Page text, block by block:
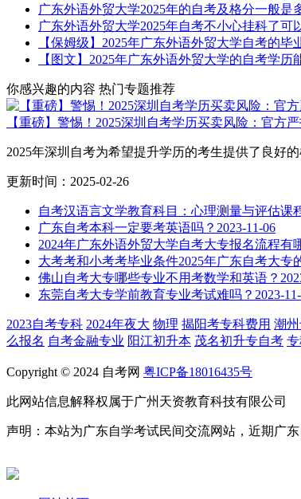
广东外语外贸大学2025年的自考及格分一般是
广东外语外贸大学2025年自考不小心挂科了可
【保姆级】2025年广东外语外贸大学自考的毕
【图文】2025年广东外语外贸大学的自考学历
你感兴趣的内容 热门专题推荐
【重磅】警惕！2025深圳自考学历买卖风险：官方
2025年深圳自考为希望提升学历的考生提供了良好
更新时间：2025-02-26
自考汉语言文学教育科目：心理测量与评估课
广东自考本科一定要考英语吗？ 2023-11-06
2024年广东外语外贸大学自考大专报名流程有
大考考和小考考毕业条件2025年广东自考大专
佛山自考大专哪些专业不用考数学和英语？
东莞自考大专学前教育专业考试难吗？ 2023-
2023自考专科 2024年夜大 物理 揭阳考专科费用 潮
么报名 自考金融专业 阳江初升本 茂名初升专自考
Copyright © 2024 自考网 粤ICP备18016435号
此网站信息解释权属于广州天资教育科技有限公司
声明：本站为广东自学考试民间交流网站，近期广